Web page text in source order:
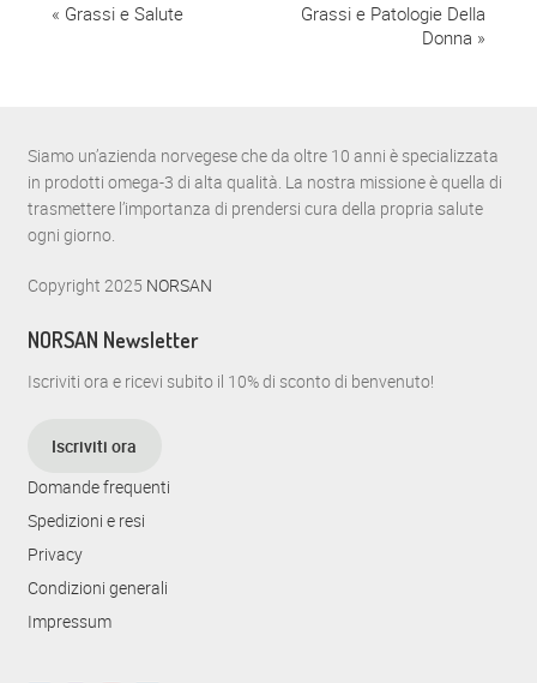
t
o
a
v
i
z
i
o
n
« Grassi e Salute
Grassi e Patologie Della
Donna »
Siamo un’azienda norvegese che da oltre 10 anni è specializzata
in prodotti omega-3 di alta qualità. La nostra missione è quella di
trasmettere l’importanza di prendersi cura della propria salute
ogni giorno.
Copyright 2025 NORSAN
NORSAN Newsletter
Iscriviti ora e ricevi subito il 10% di sconto di benvenuto!
Iscriviti ora
Domande frequenti
Spedizioni e resi
Privacy
Condizioni generali
Impressum